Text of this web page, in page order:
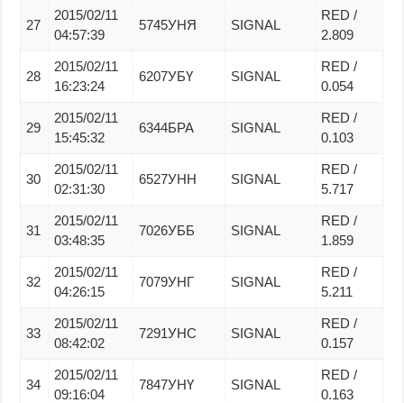
27
2015/02/11
04:57:39
5745УНЯ SIGNAL
RED /
2.809
28
2015/02/11
16:23:24
6207УБҮ SIGNAL
RED /
0.054
29
2015/02/11
15:45:32
6344БРА SIGNAL
RED /
0.103
30
2015/02/11
02:31:30
6527УНН SIGNAL
RED /
5.717
31
2015/02/11
03:48:35
7026УББ SIGNAL
RED /
1.859
32
2015/02/11
04:26:15
7079УНГ SIGNAL
RED /
5.211
33
2015/02/11
08:42:02
7291УНС SIGNAL
RED /
0.157
34
2015/02/11
09:16:04
7847УНҮ SIGNAL
RED /
0.163